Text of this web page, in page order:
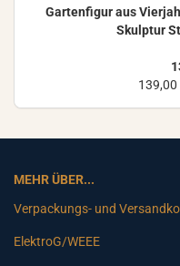
Gar­ten­fi­gur aus
Skulp­tur
139,00
MEHR ÜBER...
Verpackungs- und
ElektroG/WEEE